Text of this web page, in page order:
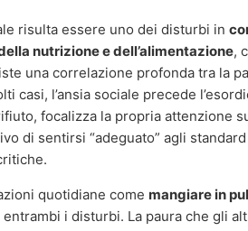
risulta essere uno dei disturbi in
nutrizione e dell’alimentazione,
una correlazione profonda tra la
casi, l’ansia sociale precede
focalizza la propria attenzione
di sentirsi “adeguato” agli
quotidiane come mangiare in
i disturbi. La paura che gli